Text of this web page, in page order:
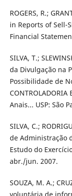
ROGERS, R.;
in Reports of Sell-
Financial
SILVA, T.;
da Divulgação na
Possibilidade de
CONTROLADORIA
Anais... USP: São
SILVA, C.;
de Administração
Estudo do
abr./jun. 2007.
SOUZA, M. A.;